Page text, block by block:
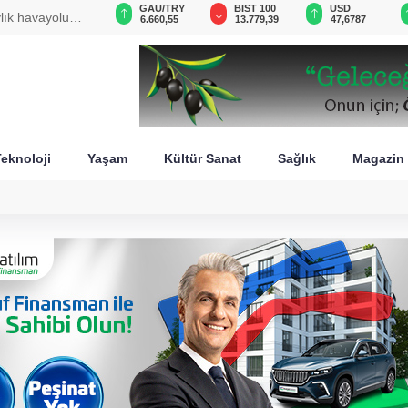
talimatı
6.660,55
BIST 100
13.779,39
USD
47,6787
EUR
55,1254
Yaşam Kültür Sanat Sağlık Magazin